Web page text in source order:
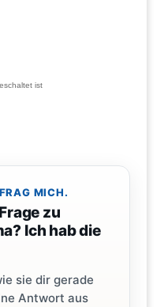
ist
MICH.
zu
Ich hab die
sie dir gerade
Antwort aus